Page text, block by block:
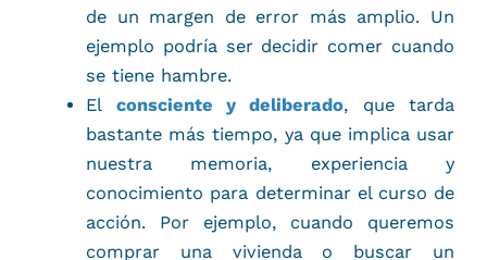
de un margen de error más amplio. Un
ejemplo podría ser decidir comer cuando
se tiene hambre.
El consciente y deliberado, que tarda
bastante más tiempo, ya que implica usar
nuestra memoria, experiencia y
conocimiento para determinar el curso de
acción. Por ejemplo, cuando queremos
comprar una vivienda o buscar un